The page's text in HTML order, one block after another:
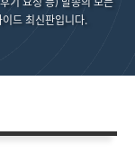
드 최신판입니다.